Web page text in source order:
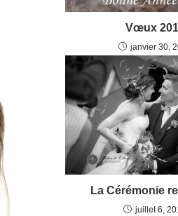
Vœux
janvier 30,
La Cérémonie
juillet 6,